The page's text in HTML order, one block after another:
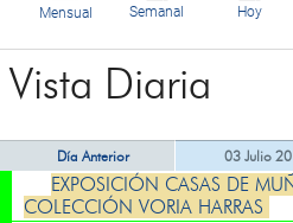
Mensual Semanal Hoy
Vista Diaria
Día Anterior 03 Julio
EXPOSICIÓN CASAS DE
COLECCIÓN VORIA HARRAS